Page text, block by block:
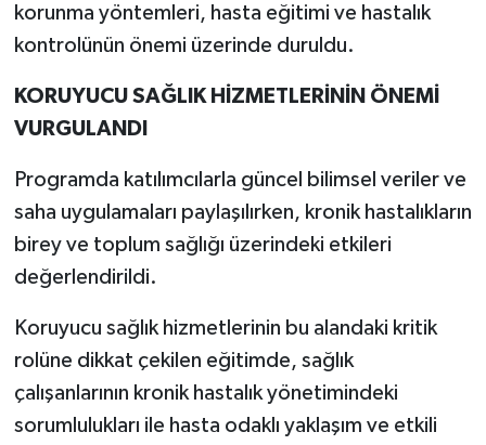
korunma yöntemleri, hasta eğitimi ve hastalık
kontrolünün önemi üzerinde duruldu.
KORUYUCU SAĞLIK HİZMETLERİNİN ÖNEMİ
VURGULANDI
Programda katılımcılarla güncel bilimsel veriler ve
saha uygulamaları paylaşılırken, kronik hastalıkların
birey ve toplum sağlığı üzerindeki etkileri
değerlendirildi.
Koruyucu sağlık hizmetlerinin bu alandaki kritik
rolüne dikkat çekilen eğitimde, sağlık
çalışanlarının kronik hastalık yönetimindeki
sorumlulukları ile hasta odaklı yaklaşım ve etkili